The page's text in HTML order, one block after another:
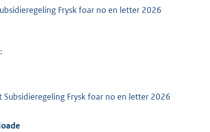
1
Frysk foar no en letter 2026
Subsidieregeling Frysk foar no en letter 2026